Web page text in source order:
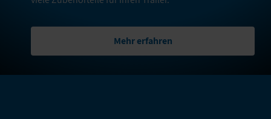
Mehr erfahren